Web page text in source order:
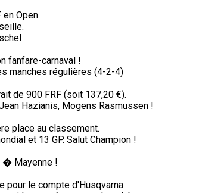
en Open
fanfare-carnaval !
manches régulières (4-2-4)
de 900 FRF (soit 137,20 €).
Hazianis, Mogens Rasmussen !
place au classement.
et 13 GP. Salut Champion !
� Mayenne !
pour le compte d'Husqvarna